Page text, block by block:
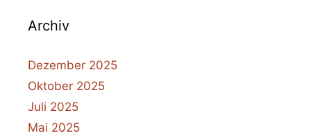
Archiv
Dezember 2025
Oktober 2025
Juli 2025
Mai 2025